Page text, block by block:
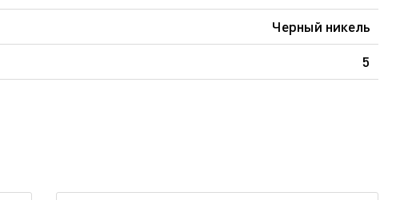
Черный никель
5